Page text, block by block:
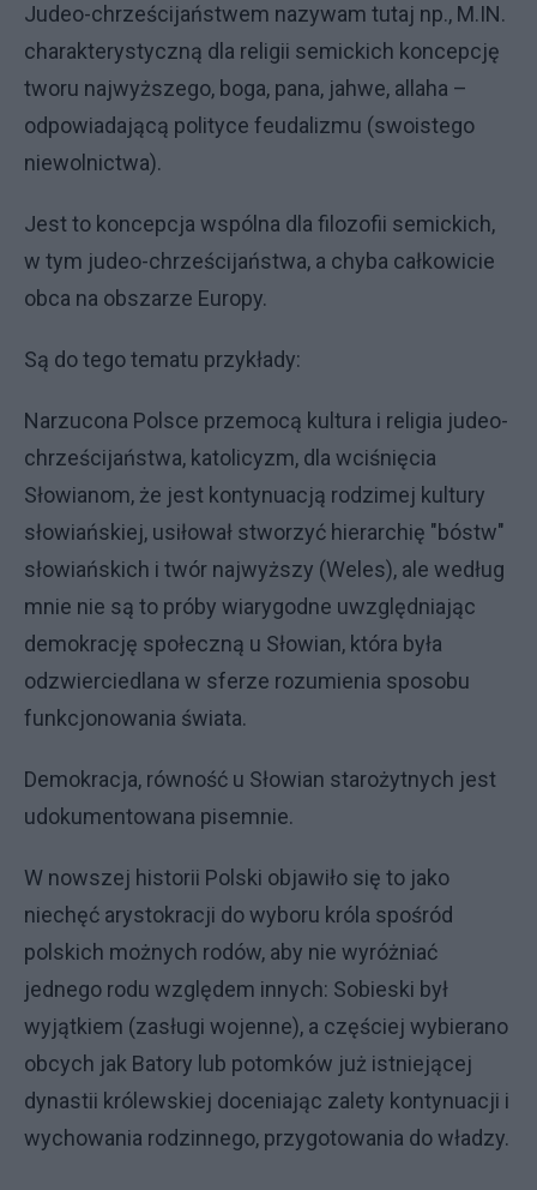
Judeo-chrześcijaństwem nazywam tutaj np., M.IN.
charakterystyczną dla religii semickich koncepcję
tworu najwyższego, boga, pana, jahwe, allaha –
odpowiadającą polityce feudalizmu (swoistego
niewolnictwa).
Jest to koncepcja wspólna dla filozofii semickich,
w tym judeo-chrześcijaństwa, a chyba całkowicie
obca na obszarze Europy.
Są do tego tematu przykłady:
Narzucona Polsce przemocą kultura i religia judeo-
chrześcijaństwa, katolicyzm, dla wciśnięcia
Słowianom, że jest kontynuacją rodzimej kultury
słowiańskiej, usiłował stworzyć hierarchię "bóstw"
słowiańskich i twór najwyższy (Weles), ale według
mnie nie są to próby wiarygodne uwzględniając
demokrację społeczną u Słowian, która była
odzwierciedlana w sferze rozumienia sposobu
funkcjonowania świata.
Demokracja, równość u Słowian starożytnych jest
udokumentowana pisemnie.
W nowszej historii Polski objawiło się to jako
niechęć arystokracji do wyboru króla spośród
polskich możnych rodów, aby nie wyróżniać
jednego rodu względem innych: Sobieski był
wyjątkiem (zasługi wojenne), a częściej wybierano
obcych jak Batory lub potomków już istniejącej
dynastii królewskiej doceniając zalety kontynuacji i
wychowania rodzinnego, przygotowania do władzy.